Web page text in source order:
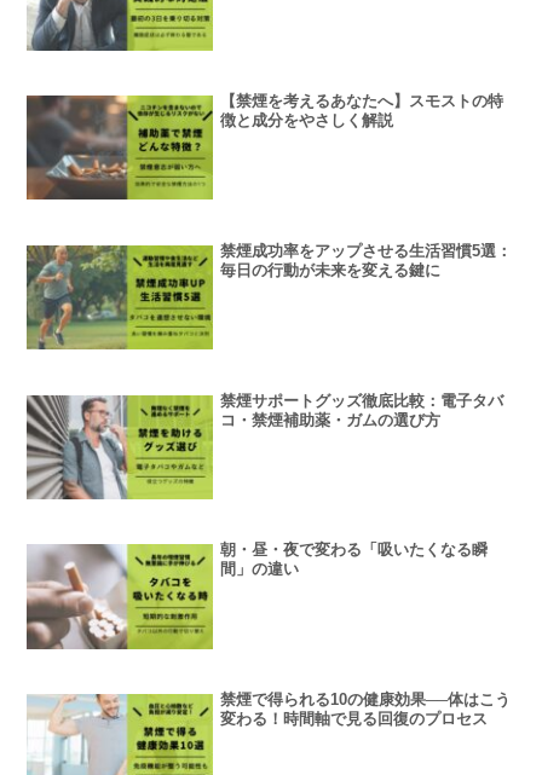
【禁煙を考えるあなたへ】スモストの特
徴と成分をやさしく解説
禁煙成功率をアップさせる生活習慣5選：
毎日の行動が未来を変える鍵に
禁煙サポートグッズ徹底比較：電子タバ
コ・禁煙補助薬・ガムの選び方
朝・昼・夜で変わる「吸いたくなる瞬
間」の違い
禁煙で得られる10の健康効果──体はこう
変わる！時間軸で見る回復のプロセス